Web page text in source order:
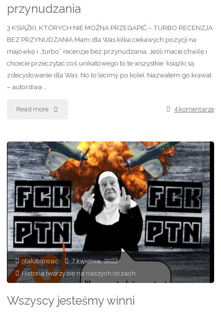
przynudzania
3 KSIĄŻKI, KTÓRYCH NIE MOŻNA PRZEGAPIĆ – TURBO RECENZJA
BEZ PRZYNUDZANIA Mam dla Was kilka ciekawych pozycji na
majówkę i ,,turbo” recenzje bez przynudzania. Jeśli macie chwilę i
chcecie przeczytać coś unikatowego to te wszystkie książki są
zdecydowanie dla Was. No to lecimy po kolei: Nazwałem go krawat
– autorstwa …
Read more "3
których
nie
można
przegapić
–
turborecenzja
bez
4 komentarze
olalubipisac
7 kwietnia, 2022
Historia tworzy się na naszych oczach
Wszyscy jesteśmy winni